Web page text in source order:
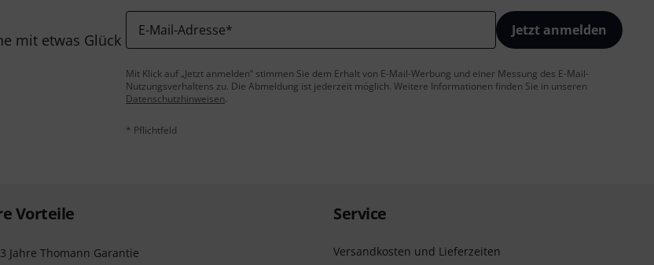
mit etwas Glück
E-Mail-Adresse* Jetzt anmelden
Mit Klick auf „Jetzt anmelden“ stimmen Sie dem Erhalt von E-Mail-Werbung und einer Messung des E-Mail-
Nutzungsverhaltens zu. Die Abmeldung ist jederzeit möglich. Weitere Informationen finden Sie in unseren
Datenschutzhinweisen.
* Pflichtfeld
Vorteile
3 Jahre Thomann Garantie
Service
Versandkosten und Lieferzeiten